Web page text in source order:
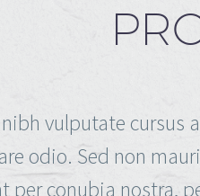
vulputate cursus
odio. Sed non
per conubia nostra,